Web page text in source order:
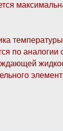
по аналогии